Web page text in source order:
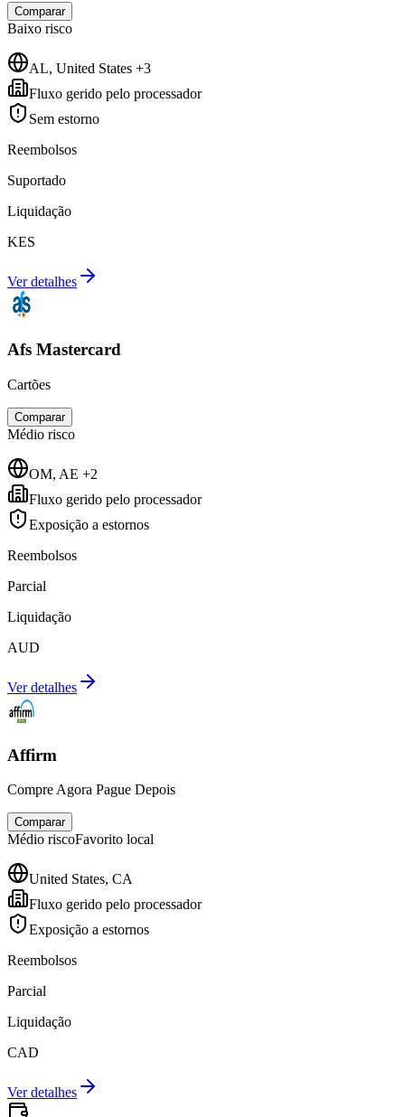
Comparar
Baixo risco
AL, United States +3
Fluxo gerido pelo processador
Sem estorno
Reembolsos
Suportado
Liquidação
KES
Ver detalhes
Afs Mastercard
Cartões
Comparar
Médio risco
OM, AE +2
Fluxo gerido pelo processador
Exposição a estornos
Reembolsos
Parcial
Liquidação
AUD
Ver detalhes
Affirm
Compre Agora Pague Depois
Comparar
Médio riscoFavorito local
United States, CA
Fluxo gerido pelo processador
Exposição a estornos
Reembolsos
Parcial
Liquidação
CAD
Ver detalhes